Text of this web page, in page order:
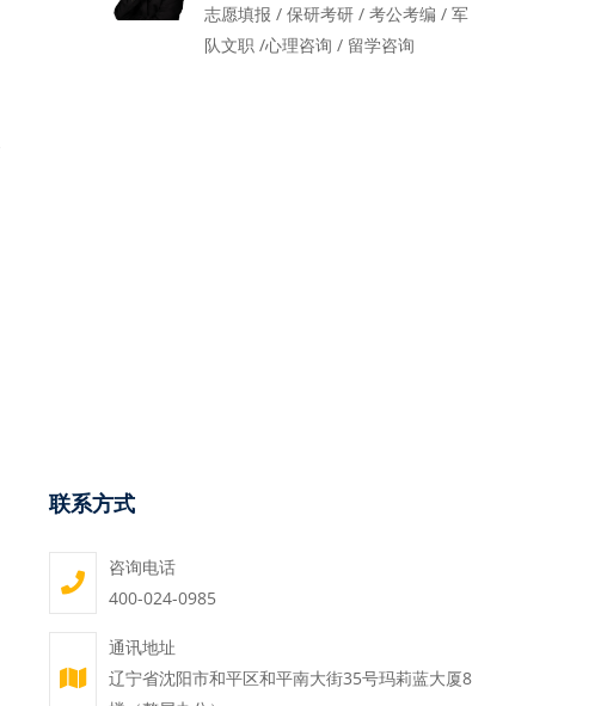
志愿填报 / 保研考研 / 考公考编 / 军
队文职 /心理咨询 / 留学咨询
联系方式
咨询电话
400-024-0985
通讯地址
辽宁省沈阳市和平区和平南大街35号玛莉蓝大厦8